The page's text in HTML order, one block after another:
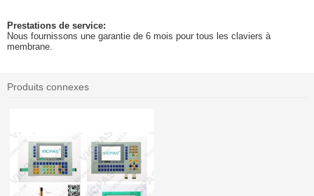
Prestations de service:
Nous fournissons une garantie de 6 mois pour tous les claviers à
membrane.
Produits connexes